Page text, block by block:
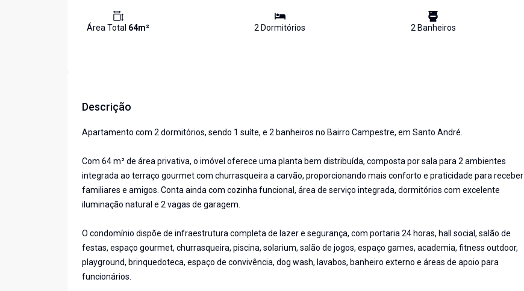
Área Total 64m² 2 Dormitórios 2Banheiros
Descrição
Apartamento com 2 dormitórios, sendo 1 suíte, e 2 banheiros no Bairro Campestre, em Santo André.
Com 64 m² de área privativa, o imóvel oferece uma planta bem distribuída, composta por sala para 2 ambientes
integrada ao terraço gourmet com churrasqueira a carvão, proporcionando mais conforto e praticidade para receber
familiares e amigos. Conta ainda com cozinha funcional, área de serviço integrada, dormitórios com excelente
iluminação natural e 2 vagas de garagem.
O condomínio dispõe de infraestrutura completa de lazer e segurança, com portaria 24 horas, hall social, salão de
festas, espaço gourmet, churrasqueira, piscina, solarium, salão de jogos, espaço games, academia, fitness outdoor,
playground, brinquedoteca, espaço de convivência, dog wash, lavabos, banheiro externo e áreas de apoio para
funcionários.